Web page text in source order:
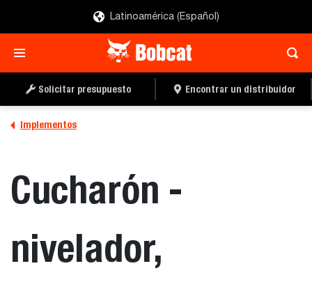
Latinoamérica (Español)
Solicitar presupuesto Encontrar un distribuidor
Implementos
Cucharón -
nivelador,
LOCALIZAR UN